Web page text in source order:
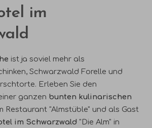
im
ist ja soviel mehr als
Schwarzwald Forelle und
Erleben Sie den
ganzen bunten kulinarischen
Restaurant "Almstüble" und als Gast
im Schwarzwald "Die Alm" in